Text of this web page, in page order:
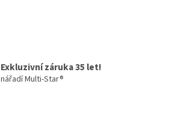
Exkluzivní záruka 35 let!
nářadí Multi-Star®